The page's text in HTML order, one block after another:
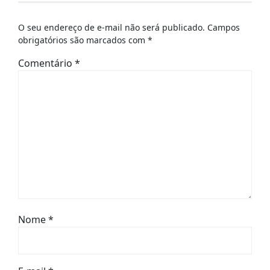
O seu endereço de e-mail não será publicado. Campos
obrigatórios são marcados com *
Comentário *
Nome*